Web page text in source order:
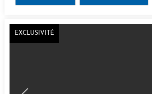
EXCLUSIVITÉ